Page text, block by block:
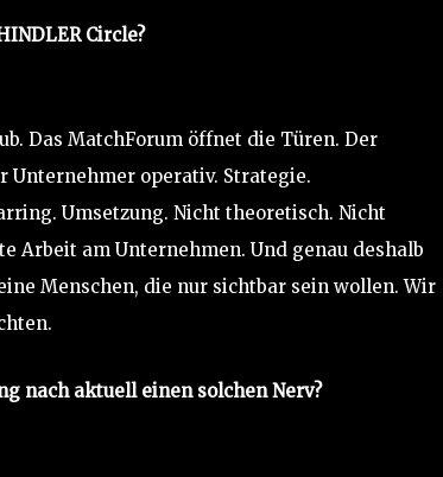
Circle?
Das MatchForum öffnet die Türen. Der
operativ. Strategie.
Umsetzung. Nicht theoretisch. Nicht
Arbeit am Unternehmen. Und genau deshalb
Menschen, die nur sichtbar sein wollen. Wir
nach aktuell einen solchen Nerv?